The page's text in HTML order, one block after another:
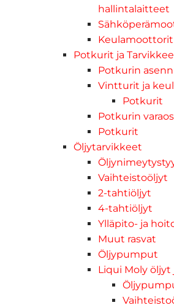
hallintalaitteet
Keulamoottorit
Potkurit ja
Potkurin
Vintturit ja
Potkurit
Potkurin
Potkurit
Öljytarvikkeet
Vaihteistoöljyt
2-tahtiöljyt
4-tahtiöljyt
Ylläpito- ja
Muut rasvat
Öljypumput
Liqui Moly öljyt